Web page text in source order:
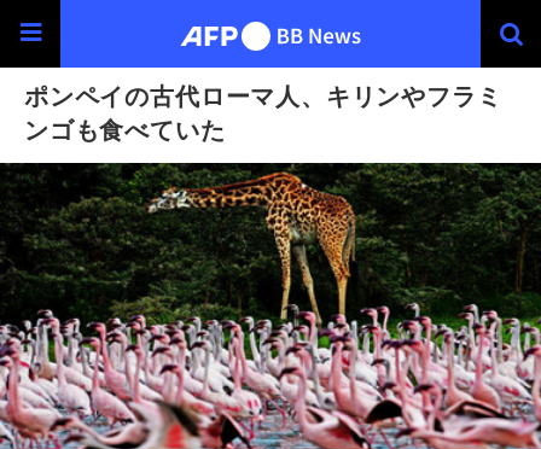
ポンペイの古代ローマ人、キリンやフラミ
ンゴも食べていた